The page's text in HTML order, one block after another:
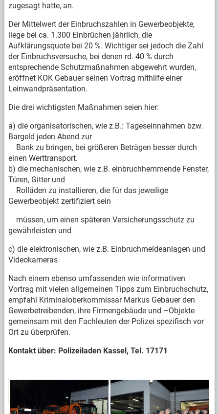
zugesagt hatte, an.
Der Mittelwert der Einbruchszahlen in Gewerbeobjekte,
liege bei ca. 1.300 Einbrüchen jährlich, die
Aufklärungsquote bei 20 %. Wichtiger sei jedoch die Zahl
der Einbruchsversuche, bei denen rd. 40 % durch
entsprechende Schutzmaßnahmen abgewehrt wurden,
eröffnet KOK Gebauer seinen Vortrag mithilfe einer
Leinwandpräsentation.
Die drei wichtigsten Maßnahmen seien hier:
a) die organisatorischen, wie z.B.: Tageseinnahmen bzw.
Bargeld jeden Abend zur
Bank zu bringen, bei größeren Beträgen besser durch
einen Werttransport.
b) die mechanischen, wie z.B. einbruchhemmende Fenster,
Türen, Gitter und
Rolläden zu installieren, die für das jeweilige
Gewerbeobjekt zertifiziert sein
müssen, um einen späteren Versicherungsschutz zu
gewährleisten und
c) die elektronischen, wie z.B. Einbruchmeldeanlagen und
Videokameras
Nach einem ebenso umfassenden wie informativen
Vortrag mit vielen allgemeinen Tipps zum Einbruchschutz,
empfahl Kriminaloberkommissar Markus Gebauer den
Gewerbetreibenden, ihre Firmengebäude und –Objekte
gemeinsam mit den Fachleuten der Polizei spezifisch vor
Ort zu überprüfen.
Kontakt über: Polizeiladen Kassel, Tel. 17171